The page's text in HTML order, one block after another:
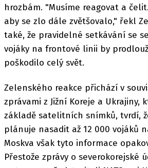
hrozbám. "Musíme reagovat a
aby se zlo dále zvětšovalo," řekl
také, že pravidelné setkávání se
vojáky na frontové linii by
poškodilo celý svět.
Zelenského reakce přichází v
zprávami z Jižní Koreje a Ukrajiny,
základě satelitních snímků, tvrdí,
plánuje nasadit až 12 000 vojáků
Moskva však tyto informace
Přestože zprávy o severokorejské